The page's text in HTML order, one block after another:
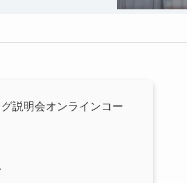
説明会オンラインコー